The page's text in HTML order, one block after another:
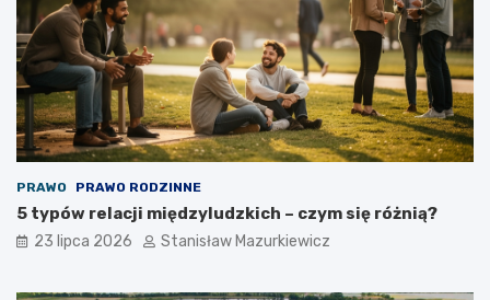
PRAWO PRAWO RODZINNE
5 typów relacji międzyludzkich – czym się różnią?
23 lipca 2026 Stanisław Mazurkiewicz